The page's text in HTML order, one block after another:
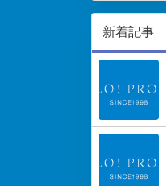
新着記事